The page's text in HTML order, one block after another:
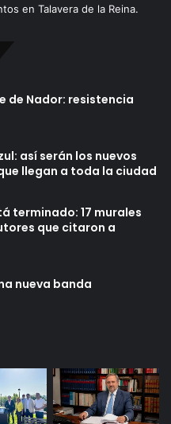
en Talavera de la Reina.
de Nador: resistencia
así serán los nuevos
llegan a toda la ciudad
terminado: 17 murales
que citaron a
nueva banda